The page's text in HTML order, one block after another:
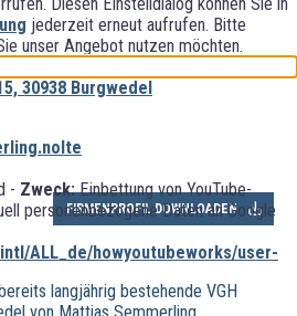
jederzeit erneut aufrufen. Bitte
unser Angebot nutzen möchten.
- Zweck:Einbettung von YouTube-
personenbezogene Daten an Google
ALL_de/howyoutubeworks/user-
30938 Burgwedel
FIRMENPROFIL DOWNLOADEN
langjährig bestehende VGH
von Mattias Semmerling